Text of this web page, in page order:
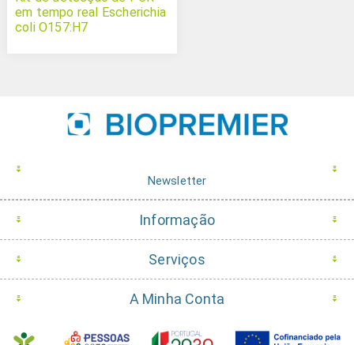
em tempo real Escherichia
coli O157:H7
Newsletter
Informação
Serviços
A Minha Conta